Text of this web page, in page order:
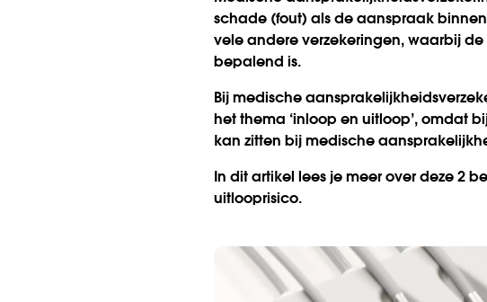
schade (fout) als de aanspraak
vele andere verzekeringen, waarbij
bepalend is.
Bij medische
het thema ‘inloop en uitloop’, omdat
kan zitten bij medische
In dit artikel lees je meer over deze 2
uitloop­risico.